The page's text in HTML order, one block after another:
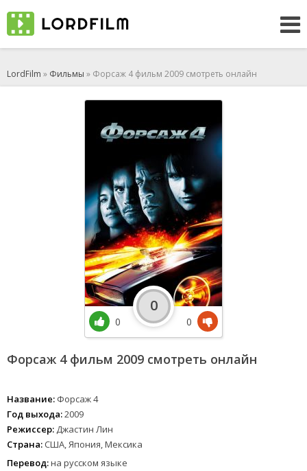
LordFilm » Фильмы » Форсаж 4 фильм 2009 смотреть онлайн
Форсаж 4 фильм 2009 смотреть онлайн
Название: Форсаж 4
Год выхода:2009
Режиссер: Джастин Лин
Страна: США, Япония, Мексика
Перевод:на русском языке
0
0
0